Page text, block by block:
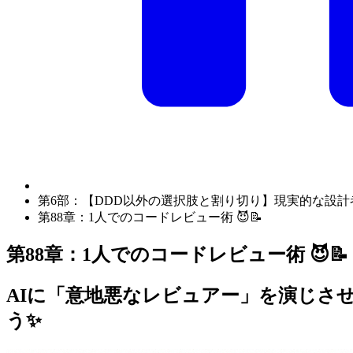
第6部：【DDD以外の選択肢と割り切り】現実的な設計
第88章：1人でのコードレビュー術 😈📝
第88章：1人でのコードレビュー術 😈📝
AIに「意地悪なレビュアー」を演じさ
う✨